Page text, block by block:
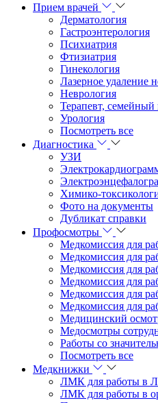
Прием врачей
Дерматология
Гастроэнтерология
Психиатрия
Фтизиатрия
Гинекология
Лазерное удаление
Неврология
Терапевт, семейный
Урология
Посмотреть все
Диагностика
УЗИ
Химико-
Фото на документы
Дубликат справки
Профосмотры
Медкомиссия для
Медкомиссия для
Медкомиссия для
Медкомиссия для
Медкомиссия для
Медкомиссия для
Медицинский
Медосмотры
Работы со
Посмотреть все
Медкнижки
ЛМК для работы в
ЛМК для работы в